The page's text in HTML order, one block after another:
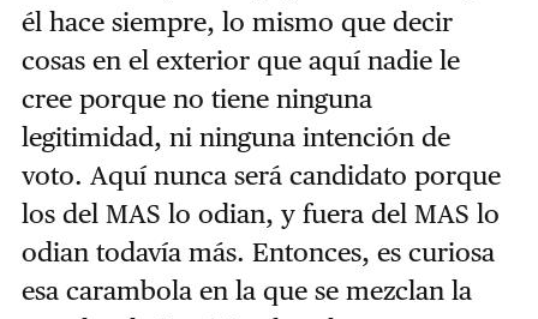
él hace siempre, lo mismo que decir
cosas en el exterior que aquí nadie le
cree porque no tiene ninguna
legitimidad, ni ninguna intención de
voto. Aquí nunca será candidato porque
los del MAS lo odian, y fuera del MAS lo
odian todavía más. Entonces, es curiosa
esa carambola en la que se mezclan la